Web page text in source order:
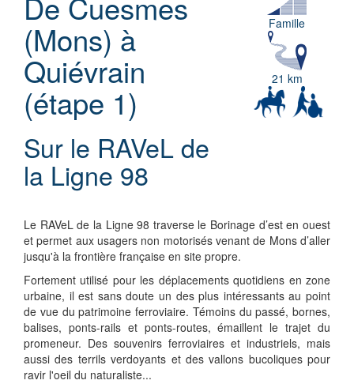
(Mons) à
Quiévrain
(étape 1)
Sur le RAVeL de
la Ligne 98
Famille
21 km
Le RAVeL de la Ligne 98 traverse le Borinage d’est en ouest
et permet aux usagers non motorisés venant de Mons d’aller
jusqu'à la frontière française en site propre.
Fortement utilisé pour les déplacements quotidiens en zone
urbaine, il est sans doute un des plus intéressants au point
de vue du patrimoine ferroviaire. Témoins du passé, bornes,
balises, ponts-rails et ponts-routes, émaillent le trajet du
promeneur. Des souvenirs ferroviaires et industriels, mais
aussi des terrils verdoyants et des vallons bucoliques pour
ravir l'oeil du naturaliste...